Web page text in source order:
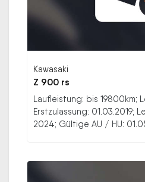
Kawasaki
Z 900 rs
Laufleistung: bis 19800km;
Erstzulassung: 01.03.2019;
2024; Gültige AU / HU: